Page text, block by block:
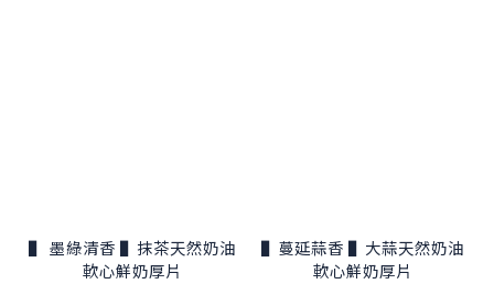
▌ 墨綠清香 ▌抹茶天然奶油
軟心鮮奶厚片
▌蔓延蒜香 ▌大蒜天然奶油
軟心鮮奶厚片